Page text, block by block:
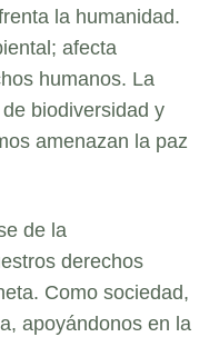
la humanidad.
afecta
humanos. La
biodiversidad y
amenazan la paz
de la
derechos
Como sociedad,
apoyándonos en la